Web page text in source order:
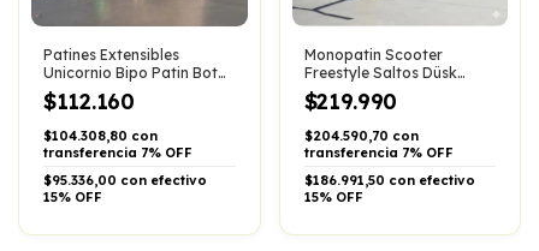
Patines Extensibles
Unicornio Bipo Patin Bota
Talle Regulabl
$112.160
$104.308,80 con
transferencia 7% OFF
$95.336,00 con efectivo
15% OFF
Monopatin Scooter
Freestyle Saltos Düsk
Aluminio Rueda 100mm
$219.990
$204.590,70 con
transferencia 7% OFF
$186.991,50 con efectivo
15% OFF